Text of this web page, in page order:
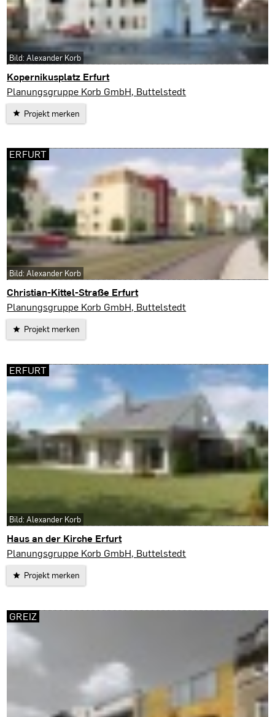
Kopernikusplatz Erfurt
Erfurt
Planungsgruppe Korb GmbH, Buttelstedt
Projekt merken
Bild: Alexander Korb
Christian-Kittel-Straße Erfurt
Erfurt
Planungsgruppe Korb GmbH, Buttelstedt
Projekt merken
ERFURT
Bild: Alexander Korb
Haus an der Kirche Erfurt
Erfurt
Planungsgruppe Korb GmbH, Buttelstedt
Projekt merken
ERFURT
Bild: Alexander Korb
GREIZ